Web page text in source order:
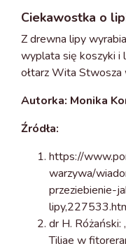
Ciekawostka o
Z drewna lipy
wyplata się koszyki i
ołtarz Wita Stwosza
Autorka: Monika
Źródła:
https://
warzywa/
przeziebienie-
dr H.
Tiliae w